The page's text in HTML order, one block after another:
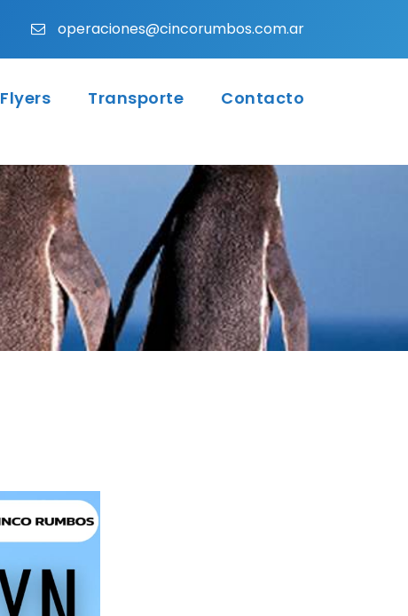
operaciones@cincorumbos.com.ar
Flyers Transporte Contacto